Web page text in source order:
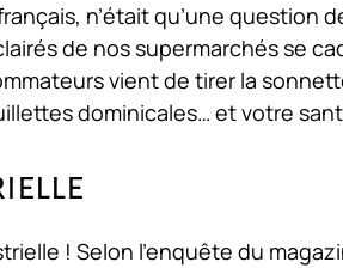
n’était qu’une question
de nos supermarchés se
vient de tirer la
dominicales… et votre
! Selon l’enquête du